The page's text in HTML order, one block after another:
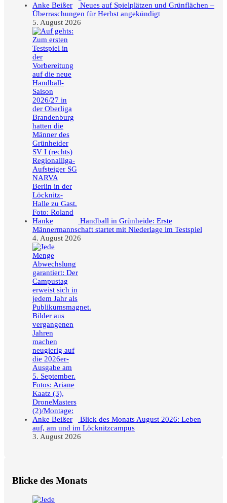
Neues auf Spielplätzen und Grünflächen –
Überraschungen für Herbst angekündigt
5. August 2026
Handball in Grünheide: Erste
Männermannschaft startet mit Niederlage im Testspiel
4. August 2026
Blick des Monats August 2026: Leben
auf, am und im Löcknitzcampus
3. August 2026
Blicke des Monats